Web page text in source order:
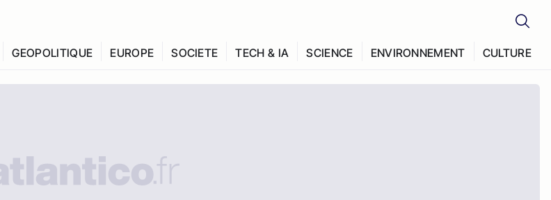
GEOPOLITIQUE EUROPE SOCIETE TECH & IA SCIENCE ENVIRONNEMENT CULTURE